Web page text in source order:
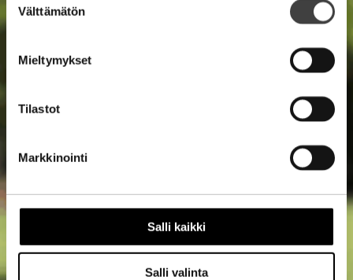
valinta
Välttämätön
Mieltymykset
Tilastot
Markkinointi
Salli kaikki
Salli valinta